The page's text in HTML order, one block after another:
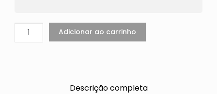
Adicionar ao carrinho
Descrição completa